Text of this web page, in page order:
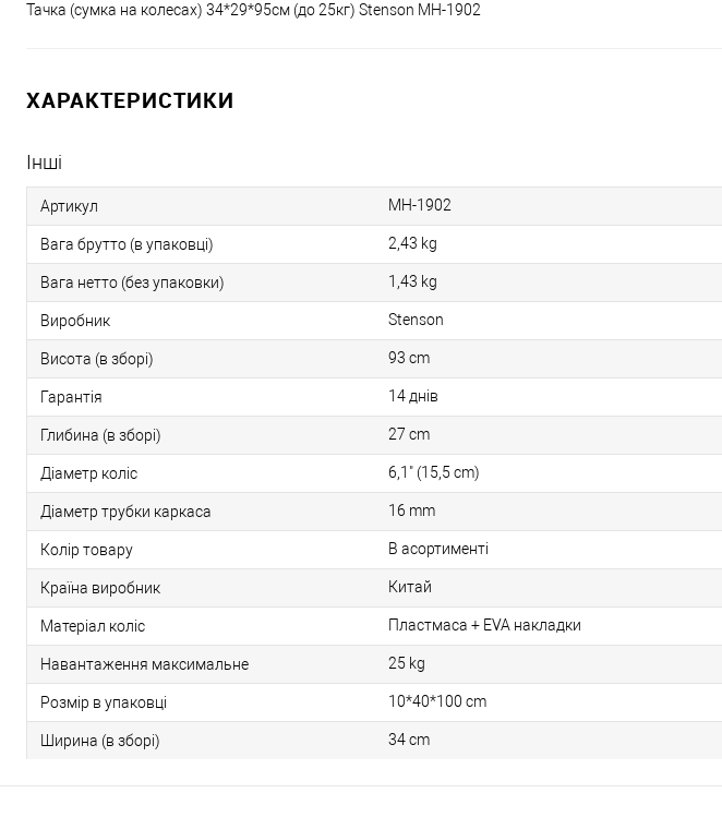
Тачка (сумка на колесах) 34*29*95см (до 25кг) Stenson MH-1902
ХАРАКТЕРИСТИКИ
Інші
Артикул MH-1902
Вага брутто (в упаковці) 2,43 kg
Вага нетто (без упаковки) 1,43 kg
Виробник Stenson
Висота (в зборі) 93 cm
Гарантія 14 днів
Глибина (в зборі) 27 cm
Діаметр коліс 6,1" (15,5 cm)
Діаметр трубки каркаса 16 mm
Колір товару В асортименті
Країна виробник Китай
Матеріал коліс Пластмаса + EVA накладки
Навантаження максимальне 25 kg
Розмір в упаковці 10*40*100 cm
Ширина (в зборі) 34 cm